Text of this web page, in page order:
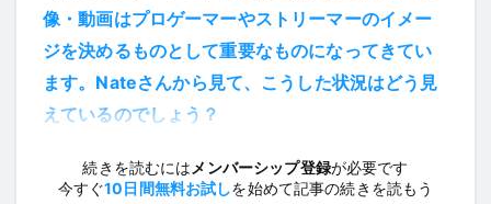
像・動画はプロゲーマーやストリーマーのイメー
ジを決めるものとして重要なものになってきてい
ます。Nateさんから見て、こうした状況はどう見
えているのでしょう？
続きを読むには メンバーシップ登録が必要です
今すぐ10日間無料お試しを始めて記事の続きを読もう